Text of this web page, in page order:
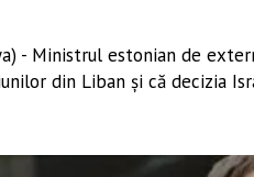
- Ministrul estonian de
din Liban și că decizia